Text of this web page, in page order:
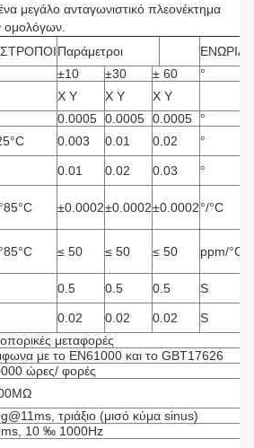
μεγάλο ανταγωνιστικό πλεονέκτημα
ομολόγων.
Παράμετροι
ΕΝΩΡΙΑ
±10 ±30 ± 60
°
Χ Y Χ Y
Χ Y
0.0005 0.0005 0.0005
°
0.003 0.01 0.02
°
0.01 0.02 0.03
°
±0.0002±0.0002±0.0002°/°C
≤ 50 ≤ 50 ≤ 50 ppm/°C
0.5 0.5 0.5
S
0.02 0.02 0.02
S
μεταφορές
με το EN61000 και το GBT17626
ώρες/ φορές
τριάξιο (μισό κύμα sinus)
10 ‰ 1000Hz